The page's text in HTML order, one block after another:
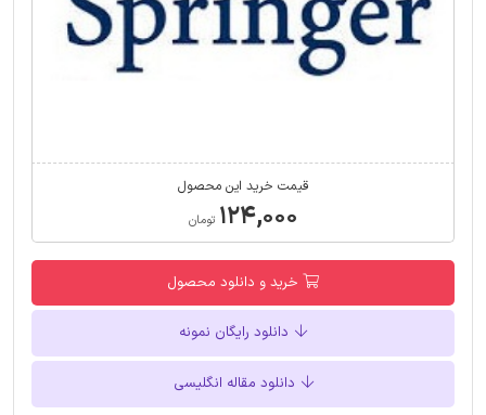
قیمت خرید این محصول
۱۲۴,۰۰۰ تومان
خرید و دانلود محصول
دانلود رایگان نمونه
دانلود مقاله انگلیسی